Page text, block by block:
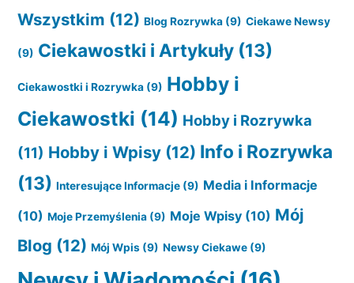
Wszystkim (12) Blog Rozrywka (9) Ciekawe Newsy
(9) Ciekawostki i Artykuły (13)
Ciekawostki i Rozrywka (9) Hobby i
Ciekawostki (14) Hobby i Rozrywka
(11) Hobby i Wpisy (12) Info i Rozrywka
(13) Interesujące Informacje (9) Media i Informacje
(10) Moje Przemyślenia (9) Moje Wpisy (10) Mój
Blog (12) Mój Wpis (9) Newsy Ciekawe (9)